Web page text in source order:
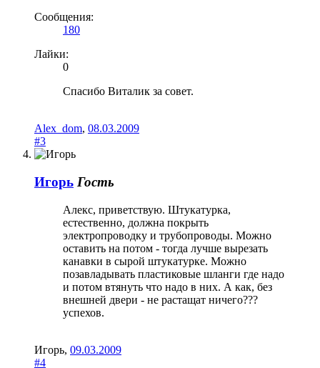
Сообщения:
180
Лайки:
0
Спасибо Виталик за совет.
Alex_dom, 08.03.2009
#3
Игорь Гость
Алекс, приветствую. Штукатурка,
естественно, должна покрыть
электропроводку и трубопроводы. Можно
оставить на потом - тогда лучше вырезать
канавки в сырой штукатурке. Можно
позавладывать пластиковые шланги где надо
и потом втянуть что надо в них. А как, без
внешней двери - не растащат ничего???
успехов.
Игорь, 09.03.2009
#4